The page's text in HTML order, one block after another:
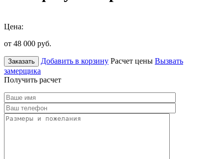
Цена:
от 48 000 руб.
Заказать Добавить в корзину Расчет цены Вызвать
замерщика
Получить расчет